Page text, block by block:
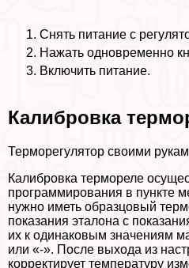
Снять питание с
Нажать одновременно
Включить питание.
Калибровка
Терморегулятор своими
Калибровка термореле
программирования в пункте
нужно иметь образцовый
показания эталона с
их к одинаковым значениям
или «-». После выхода из
корректирует температуру